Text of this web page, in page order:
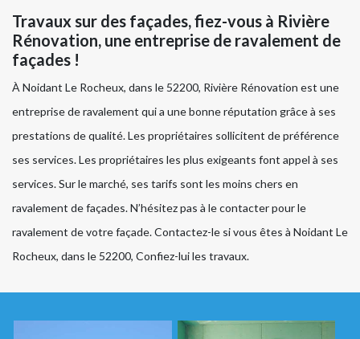
Travaux sur des façades, fiez-vous à Rivière
Rénovation, une entreprise de ravalement de
façades !
À Noidant Le Rocheux, dans le 52200, Rivière Rénovation est une
entreprise de ravalement qui a une bonne réputation grâce à ses
prestations de qualité. Les propriétaires sollicitent de préférence
ses services. Les propriétaires les plus exigeants font appel à ses
services. Sur le marché, ses tarifs sont les moins chers en
ravalement de façades. N’hésitez pas à le contacter pour le
ravalement de votre façade. Contactez-le si vous êtes à Noidant Le
Rocheux, dans le 52200, Confiez-lui les travaux.